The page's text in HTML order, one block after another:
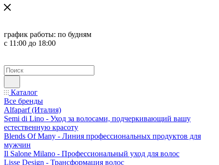
график работы: по будням
с 11:00 до 18:00
Каталог
Все бренды
Alfaparf (Италия)
Semi di Lino - Уход за волосами, подчеркивающий вашу
естественную красоту
Blends Of Many - Линия профессиональных продуктов для
мужчин
Il Salone Milano - Профессиональный уход для волос
Lisse Design - Трансформация волос